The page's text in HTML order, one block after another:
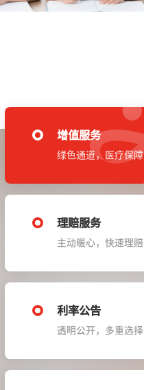
增值服务
绿色通道，医疗保障
理赔服务
主动暖心，快速理赔
利率公告
透明公开，多重选择